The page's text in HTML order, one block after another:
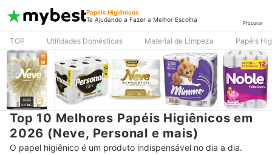
Papéis Higiênicos
Te Ajudando a Fazer a Melhor Escolha
Procurar
TOP Utilidades Domésticas Material de Limpeza Papéis
Top 10 Melhores Papéis Higiênicos em
2026 (Neve, Personal e mais)
O papel higiênico é um produto indispensável no dia a dia.